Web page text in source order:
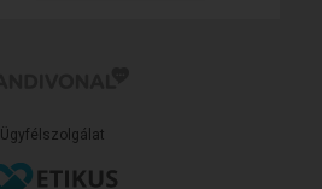
Ügyfélszolgálat